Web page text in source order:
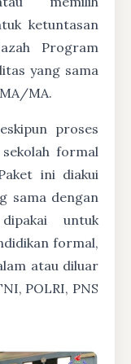
ketuntasan
Program
yang sama
MA.
proses
formal
ini diakui
sama dengan
untuk
formal,
atau diluar
POLRI, PNS